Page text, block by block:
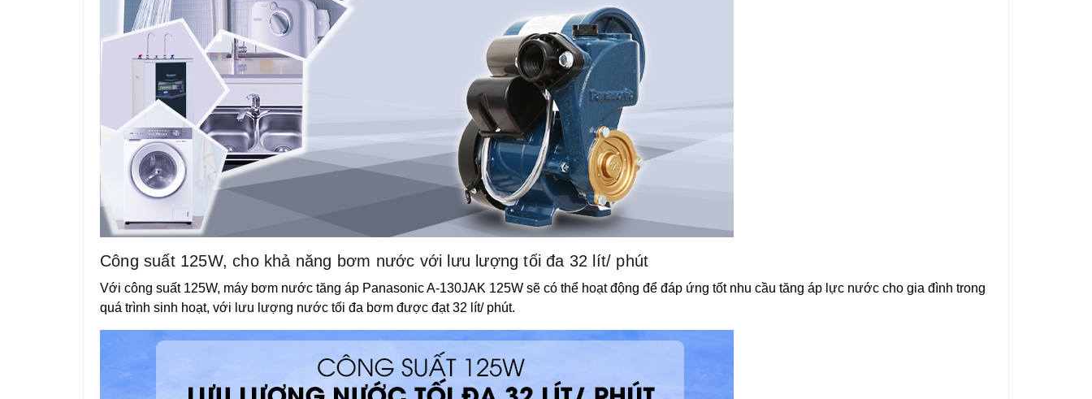
Công suất 125W, cho khả năng bơm nước với lưu lượng tối đa 32 lít/ phút
Với công suất 125W, máy bơm nước tăng áp Panasonic A-130JAK 125W sẽ có thể hoạt động để đáp ứng tốt nhu cầu tăng áp lực nước cho gia đình trong
quá trình sinh hoạt, với lưu lượng nước tối đa bơm được đạt 32 lít/ phút.